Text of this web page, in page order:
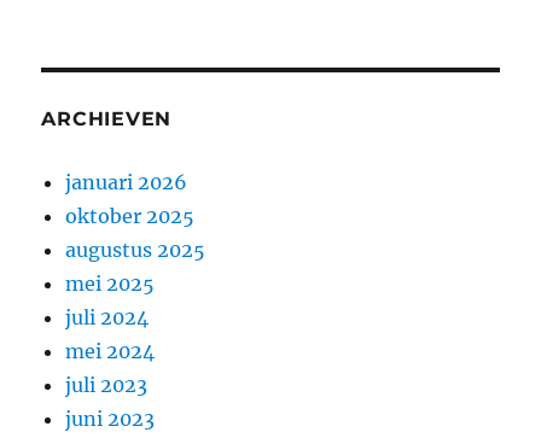
ARCHIEVEN
januari 2026
oktober 2025
augustus 2025
mei 2025
juli 2024
mei 2024
juli 2023
juni 2023